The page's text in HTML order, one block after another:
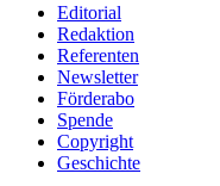
Editorial
Redaktion
Referenten
Newsletter
Förderabo
Spende
Copyright
Geschichte